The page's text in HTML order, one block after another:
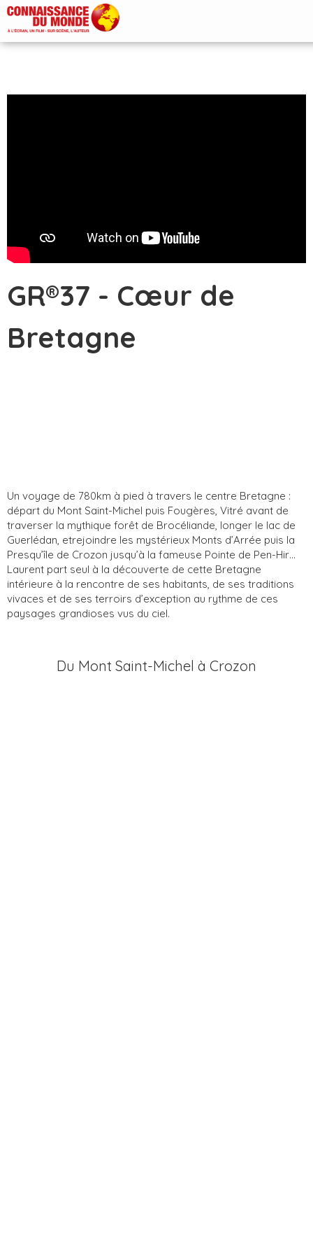
GR®37 - Cœur de
Bretagne
Du Mont Saint-Michel à Crozon
Un voyage de 780km à pied à travers le centre Bretagne :
départ du Mont Saint-Michel puis Fougères, Vitré avant de
traverser la mythique forêt de Brocéliande, longer le lac de
Guerlédan, etrejoindre les mystérieux Monts d’Arrée puis la
Presqu’île de Crozon jusqu’à la fameuse Pointe de Pen-Hir…
Laurent part seul à la découverte de cette Bretagne
intérieure à la rencontre de ses habitants, de ses traditions
vivaces et de ses terroirs d’exception au rythme de ces
paysages grandioses vus du ciel.